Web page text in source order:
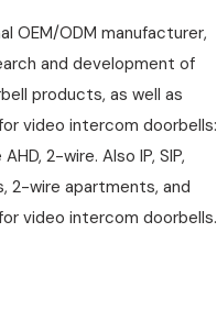
OEM/ODM manufacturer,
and development of
products, as well as
video intercom doorbells:
2-wire. Also IP, SIP,
2-wire apartments, and
video intercom doorbells.